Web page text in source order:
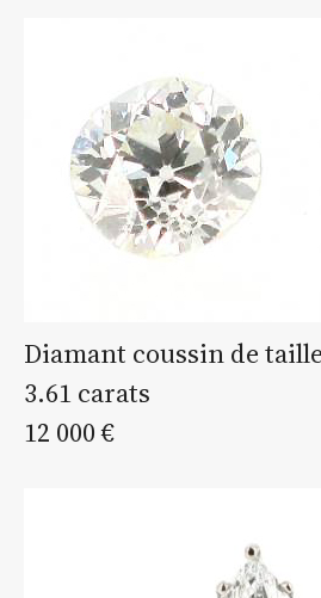
Diamant coussin de
3.61 carats
12 000 €